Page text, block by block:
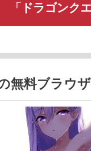
「ドラゴンク
無料ブラウザ